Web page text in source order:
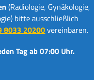
(Radiologie, Gynäkologie,
bitte ausschließlich
8033 20200vereinbaren.
Tag ab 07:00 Uhr.